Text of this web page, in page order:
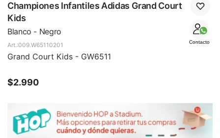
Championes Infantiles Adidas Grand Court
Kids
Blanco - Negro
Contacto
009.W65110201
Grand Court Kids - GW6511
$2.990